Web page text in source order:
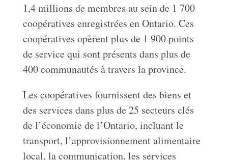
1,4 millions de membres au sein de 1 700
coopératives enregistrées en Ontario. Ces
coopératives opèrent plus de 1 900 points
de service qui sont présents dans plus de
400 communautés à travers la province.
Les coopératives fournissent des biens et
des services dans plus de 25 secteurs clés
de l’économie de l’Ontario, incluant le
transport, l’approvisionnement alimentaire
local, la communication, les services